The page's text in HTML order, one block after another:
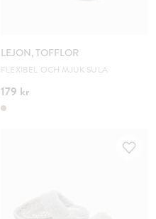
LEJON, TOFFLOR
FLEXIBEL OCH MJUK SULA
179 kr